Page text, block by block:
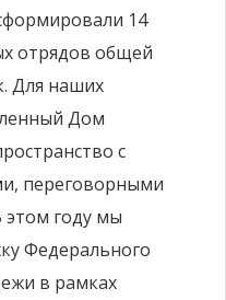
14
отрядов общей
Для наших
Дом
с
переговорными
году мы
Федерального
в рамках